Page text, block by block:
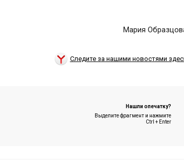
Мария
Следите за нашими новостями
Нашли опечатку?
Выделите фрагмент и нажмите
Ctrl + Enter